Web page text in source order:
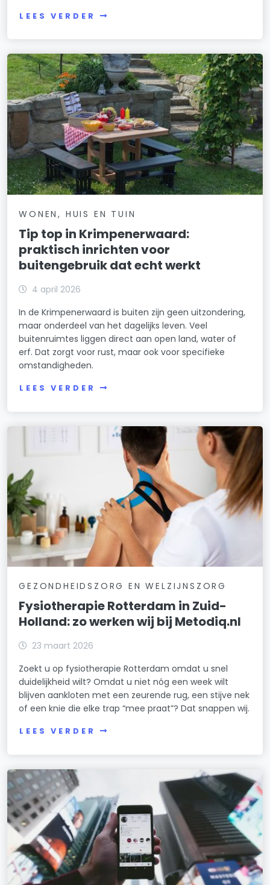
LEES VERDER
WONEN, HUIS EN TUIN
Tip top in Krimpenerwaard:
praktisch inrichten voor
buitengebruik dat echt werkt
4 april 2026
In de Krimpenerwaard is buiten zijn geen uitzondering,
maar onderdeel van het dagelijks leven. Veel
buitenruimtes liggen direct aan open land, water of
erf. Dat zorgt voor rust, maar ook voor specifieke
omstandigheden.
LEES VERDER
GEZONDHEIDSZORG EN WELZIJNSZORG
Fysiotherapie Rotterdam in Zuid-
Holland: zo werken wij bij Metodiq.nl
23 maart 2026
Zoekt u op fysiotherapie Rotterdam omdat u snel
duidelijkheid wilt? Omdat u niet nóg een week wilt
blijven aankloten met een zeurende rug, een stijve nek
of een knie die elke trap “mee praat”? Dat snappen wij.
LEES VERDER